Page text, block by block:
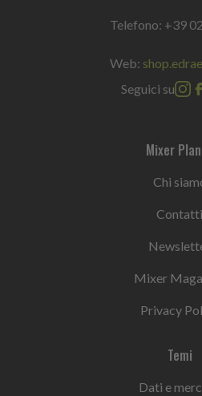
Telefono: +39
Web:
Seguici su
Mixer
Chi
Contatti
Mixer
Privacy
Temi
Dati e